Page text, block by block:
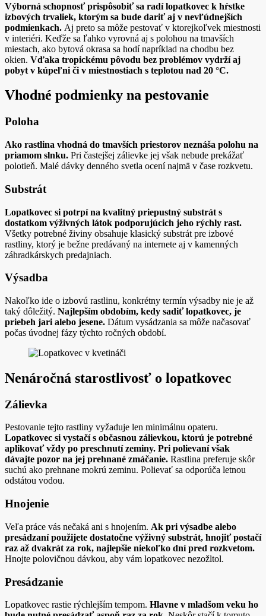
Výborná schopnosť prispôsobiť sa radí lopatkovec k hŕstke
izbových trvaliek, ktorým sa bude dariť aj v nevľúdnejších
podmienkach. Aj preto sa môže pestovať v ktorejkoľvek miestnosti
v interiéri. Keďže sa ľahko vyrovná aj s polohou na tmavších
miestach, ako bytová okrasa sa hodí napríklad na chodbu bez
okien. Vďaka tropickému pôvodu bez problémov vydrží aj
pobyt v kúpeľni či v miestnostiach s teplotou nad 20 °C.
Vhodné podmienky na pestovanie
Poloha
Ako rastlina vhodná do tmavších priestorov neznáša polohu na
priamom slnku. Pri častejšej zálievke jej však nebude prekážať
polotieň. Malé dávky denného svetla ocení najmä v čase rozkvetu.
Substrát
Lopatkovec si potrpí na kvalitný priepustný substrát s
dostatkom výživných látok podporujúcich jeho rýchly rast.
Všetky potrebné živiny obsahuje klasický substrát pre izbové
rastliny, ktorý je bežne predávaný na internete aj v kamenných
záhradkárskych predajniach.
Výsadba
Nakoľko ide o izbovú rastlinu, konkrétny termín výsadby nie je až
taký dôležitý. Najlepším obdobím, kedy sadiť lopatkovec, je
priebeh jari alebo jesene. Dátum vysádzania sa môže načasovať
počas úvodnej fázy týchto ročných období.
Nenáročná starostlivosť o lopatkovec
Zálievka
Pestovanie tejto rastliny vyžaduje len minimálnu opateru.
Lopatkovec si vystačí s občasnou zálievkou, ktorú je potrebné
aplikovať vždy po preschnutí zeminy. Pri polievaní však
dávajte pozor na jej prehnané zmáčanie. Rastlina preferuje skôr
suchú ako prehnane mokrú zeminu. Polievať sa odporúča letnou
odstátou vodou.
Hnojenie
Veľa práce vás nečaká ani s hnojením. Ak pri výsadbe alebo
presádzaní použijete dostatočne výživný substrát, hnojiť postačí
raz až dvakrát za rok, najlepšie niekoľko dní pred rozkvetom.
Hnojte polovičnou dávkou, aby vám lopatkovec nezožltol.
Presádzanie
Lopatkovec rastie rýchlejším tempom. Hlavne v mladšom veku ho